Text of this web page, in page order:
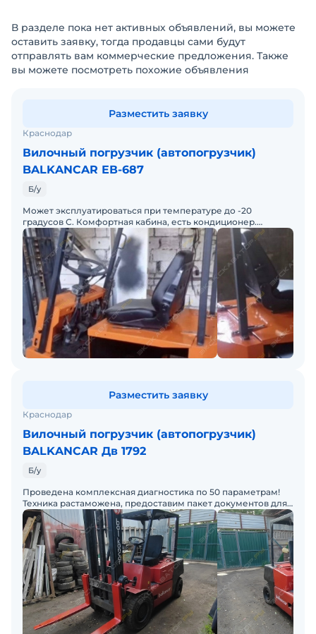
В разделе пока нет активных объявлений, вы можете
оставить заявку, тогда продавцы сами будут
отправлять вам коммерческие предложения. Также
вы можете посмотреть похожие объявления
Краснодар
Вилочный погрузчик (автопогрузчик)
BALKANCAR ЕВ-687
Б/у
Может эксплуатироваться при температуре до -20
градусов С. Комфортная кабина, есть кондиционер.
Доставка во все регионы РФ и ближнего зарубежья.
Разместить заявку
Краснодар
Вилочный погрузчик (автопогрузчик)
BALKANCAR Дв 1792
Б/у
Проведена комплексная диагностика по 50 параметрам!
Техника растаможена, предоставим пакет документов для
ТС. Возможна продажа в лизинг.
Разместить заявку